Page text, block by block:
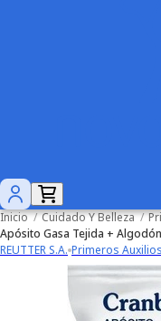
Inicio / Cuidado Y Belleza /
REUTTER S.A. Primeros Auxilios